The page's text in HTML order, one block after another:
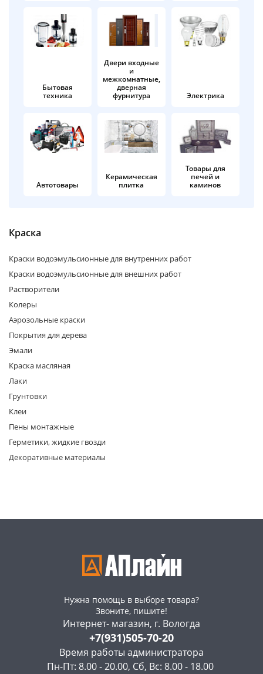
Бытовая
техника
Двери входные
и
межкомнатные,
дверная
фурнитура
Электрика
Автотовары
Керамическая
плитка
Товары для
печей и
каминов
Краска
Краски водоэмульсионные для внутренних работ
Краски водоэмульсионные для внешних работ
Растворители
Колеры
Аэрозольные краски
Покрытия для дерева
Эмали
Краска масляная
Лаки
Грунтовки
Клеи
Пены монтажные
Герметики, жидкие гвозди
Декоративные материалы
Нужна помощь в выборе товара?
Звоните, пишите!
Интернет- магазин, г. Вологда
+7(931)505-70-20
Время работы администратора
Пн-Пт: 8.00 - 20.00, Сб, Вс: 8.00 - 18.00
об оплате Плайтом
раз в 2
недели
Остались вопросы?
8 800 302-02-51
plait.ru